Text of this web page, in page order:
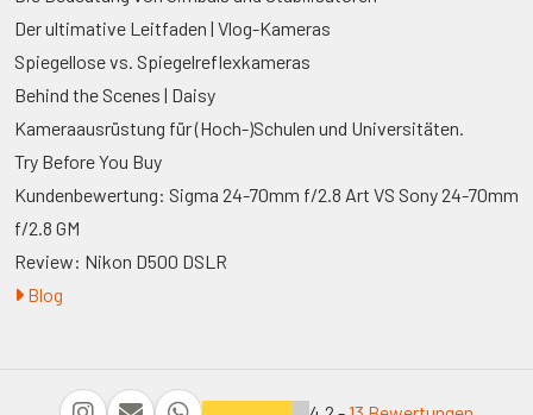
Der ultimative Leitfaden | Vlog-Kameras
Spiegellose vs. Spiegelreflexkameras
Behind the Scenes | Daisy
Kameraausrüstung für (Hoch-)Schulen und Universitäten.
Try Before You Buy
Kundenbewertung: Sigma 24-70mm f/2.8 Art VS Sony 24-70mm
f/2.8 GM
Review: Nikon D500 DSLR
Blog